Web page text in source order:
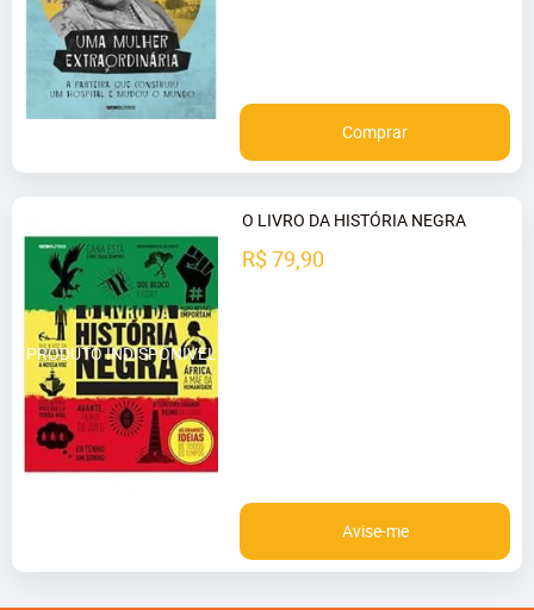
Comprar
O LIVRO DA HISTÓRIA NEGRA
R$ 79,90
Avise-me